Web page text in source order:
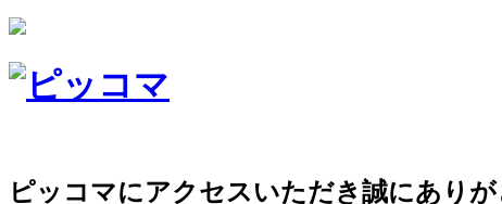
ピッコマにアクセスいただき誠にありが